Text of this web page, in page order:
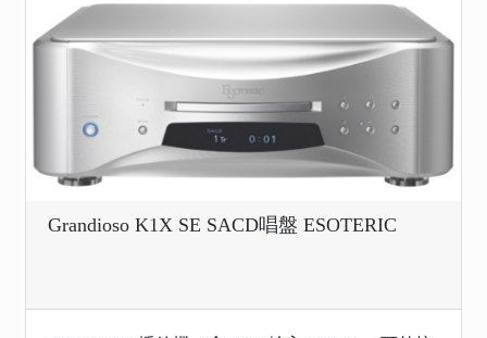
Grandioso K1X SE SACD唱盤 ESOTERIC